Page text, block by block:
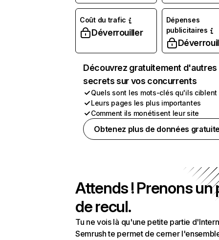
Coût du trafic
Déverrouiller
Dépenses
publicitaires
Découvrez gratuitement d'autres
secrets sur vos concurrents
Quels sont les mots-clés qu'ils ciblent
Leurs pages les plus importantes
Comment ils monétisent leur site
Obtenez plus de données
Attends ! Prenons un
de recul.
Tu ne vois là qu'une petite partie
Semrush te permet de cerner